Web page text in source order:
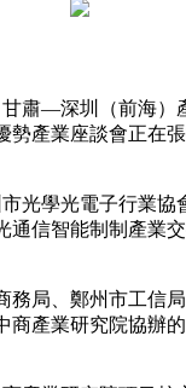
肅—深圳（前海）
勢產業座談會正在
學光電子行業協
通信智能制制產業
局、鄭州市工信局
商產業研究院協辦